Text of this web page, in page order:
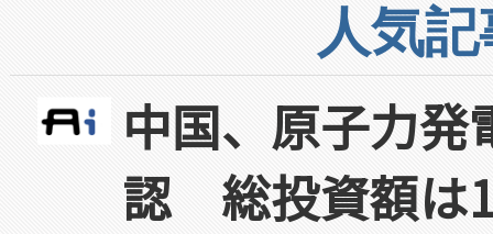
人気
中国、原子力
認 総投資額は